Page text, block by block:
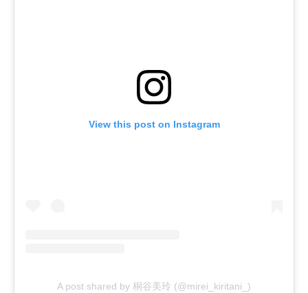
View this post on Instagram
A post shared by 桐谷美玲 (@mirei_kiritani_)